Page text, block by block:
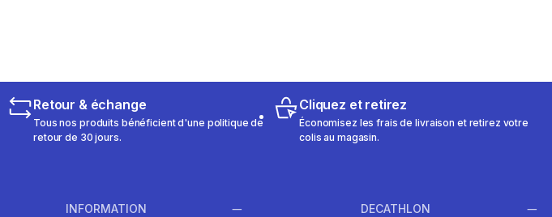
Retour & échange
Tous nos produits bénéficient d'une politique de
retour de 30 jours.
Cliquez et retirez
Économisez les frais de livraison et retirez votre
colis au magasin.
INFORMATION DECATHLON